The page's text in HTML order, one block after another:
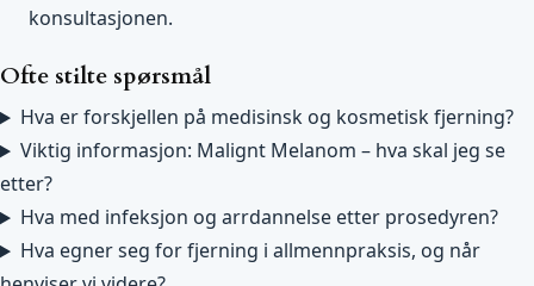
konsultasjonen.
Ofte stilte spørsmål
Hva er forskjellen på medisinsk og kosmetisk fjerning?
Viktig informasjon: Malignt Melanom – hva skal jeg se
etter?
Hva med infeksjon og arrdannelse etter prosedyren?
Hva egner seg for fjerning i allmennpraksis, og når